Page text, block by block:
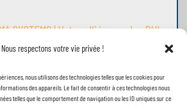
Nous respectons votre vie privée !
nous utilisons des technologies telles que les cookies pour
des appareils. Le fait de consentir à ces technologies nous
telles que le comportement de navigation ou les ID uniques sur ce
SYSTEMS | Votre allié pour des PUI